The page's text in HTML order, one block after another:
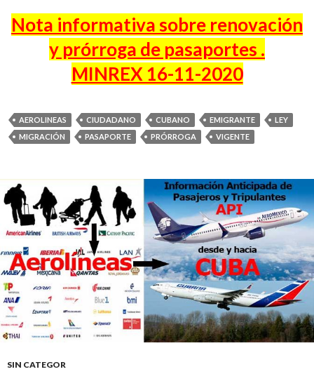
Nota informativa sobre renovación
y prórroga de pasaportes .
MINREX 16-11-2020
AEROLINEAS CIUDADANO CUBANO EMIGRANTE
LEY
MIGRACIÓN
PASAPORTE PRÓRROGA VIGENTE
SIN CATEGOR